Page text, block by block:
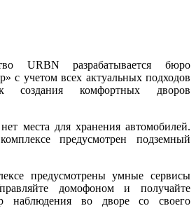
URBN разрабатывается бюро
с учетом всех актуальных подходов
комфортных дворов
места для хранения автомобилей.
предусмотрен подземный
предусмотрены умные сервисы
домофоном и получайте
наблюдения во дворе со своего